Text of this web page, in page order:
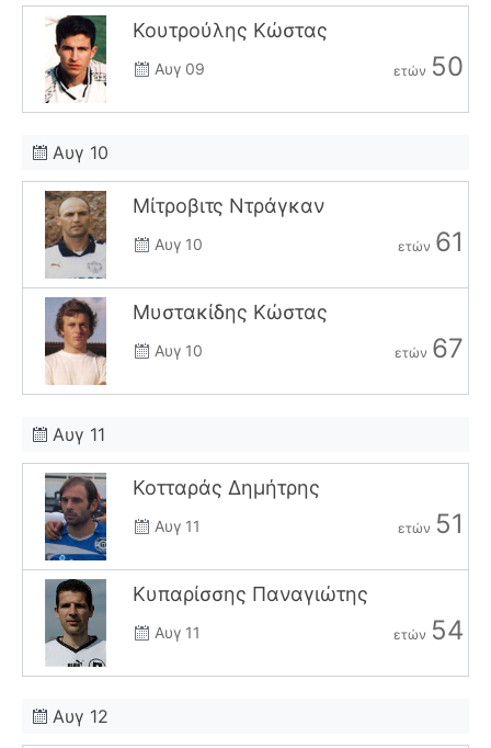
Κουτρούλης Κώστας
Αυγ 09 ετών 50
Αυγ 10
Μίτροβιτς Ντράγκαν
Αυγ 10 ετών 61
Μυστακίδης Κώστας
Αυγ 10 ετών 67
Αυγ 11
Κοτταράς Δημήτρης
Αυγ 11 ετών 51
Κυπαρίσσης Παναγιώτης
Αυγ 11 ετών 54
Αυγ 12